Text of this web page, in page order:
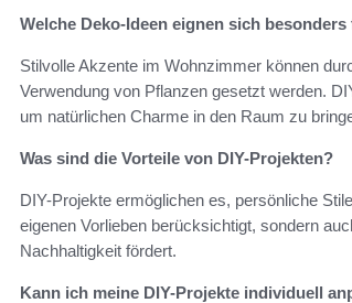
Welche Deko-Ideen eignen sich
Stilvolle Akzente im Wohnzimmer können
Verwendung von Pflanzen gesetzt werden.
um natürlichen Charme in den Raum zu
Was sind die Vorteile von DIY-Projekten?
DIY-Projekte ermöglichen es, persönliche
eigenen Vorlieben berücksichtigt, sondern
Nachhaltigkeit fördert.
Kann ich meine DIY-Projekte individuell